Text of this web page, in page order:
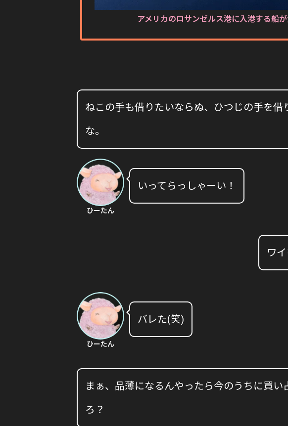
アメリカのロサンゼルス港に入港する船
ねこの手も借りたいならぬ、ひつじの手を借
な。
ひーたん
いってらっしゃーい！
ワ
ひーたん
バレた(笑)
まぁ、品薄になるんやったら今のうちに買い
ろ？